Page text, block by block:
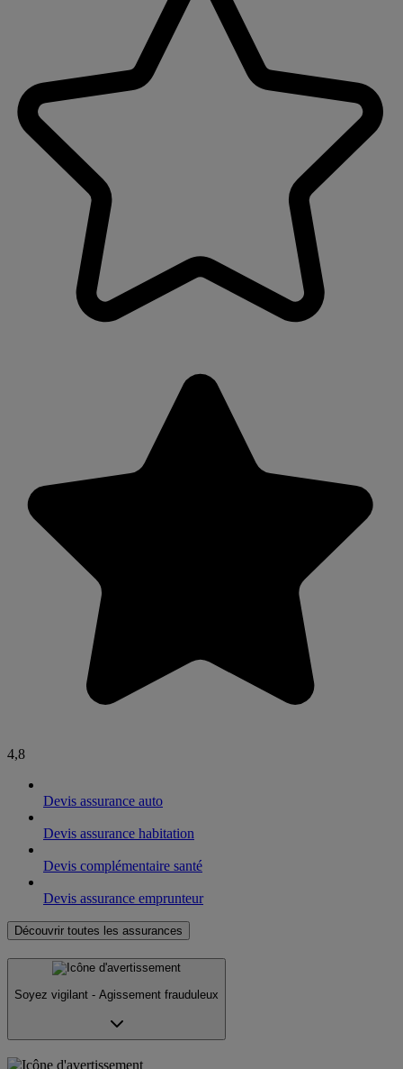
4,8
Devis assurance auto
Devis assurance habitation
Devis complémentaire santé
Devis assurance emprunteur
Découvrir toutes les assurances
Soyez vigilant - Agissement frauduleux